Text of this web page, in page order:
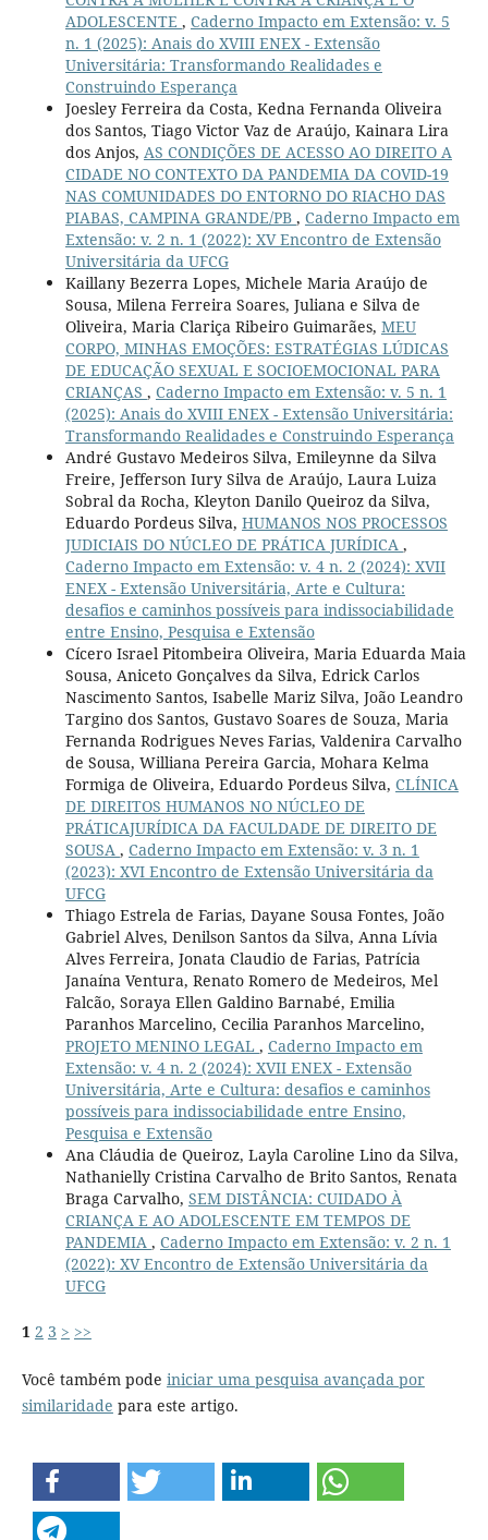
ADOLESCENTE , Caderno Impacto em Extensão: v. 5
n. 1 (2025): Anais do XVIII ENEX - Extensão
Universitária: Transformando Realidades e
Construindo Esperança
Joesley Ferreira da Costa, Kedna Fernanda Oliveira
dos Santos, Tiago Victor Vaz de Araújo, Kainara Lira
dos Anjos, AS CONDIÇÕES DE ACESSO AO DIREITO A
CIDADE NO CONTEXTO DA PANDEMIA DA COVID-19
NAS COMUNIDADES DO ENTORNO DO RIACHO DAS
PIABAS, CAMPINA GRANDE/PB , Caderno Impacto em
Extensão: v. 2 n. 1 (2022): XV Encontro de Extensão
Universitária da UFCG
Kaillany Bezerra Lopes, Michele Maria Araújo de
Sousa, Milena Ferreira Soares, Juliana e Silva de
Oliveira, Maria Clariça Ribeiro Guimarães, MEU
CORPO, MINHAS EMOÇÕES: ESTRATÉGIAS LÚDICAS
DE EDUCAÇÃO SEXUAL E SOCIOEMOCIONAL PARA
CRIANÇAS , Caderno Impacto em Extensão: v. 5 n. 1
(2025): Anais do XVIII ENEX - Extensão Universitária:
Transformando Realidades e Construindo Esperança
André Gustavo Medeiros Silva, Emileynne da Silva
Freire, Jefferson Iury Silva de Araújo, Laura Luiza
Sobral da Rocha, Kleyton Danilo Queiroz da Silva,
Eduardo Pordeus Silva, HUMANOS NOS PROCESSOS
JUDICIAIS DO NÚCLEO DE PRÁTICA JURÍDICA ,
Caderno Impacto em Extensão: v. 4 n. 2 (2024): XVII
ENEX - Extensão Universitária, Arte e Cultura:
desafios e caminhos possíveis para indissociabilidade
entre Ensino, Pesquisa e Extensão
Cícero Israel Pitombeira Oliveira, Maria Eduarda Maia
Sousa, Aniceto Gonçalves da Silva, Edrick Carlos
Nascimento Santos, Isabelle Mariz Silva, João Leandro
Targino dos Santos, Gustavo Soares de Souza, Maria
Fernanda Rodrigues Neves Farias, Valdenira Carvalho
de Sousa, Williana Pereira Garcia, Mohara Kelma
Formiga de Oliveira, Eduardo Pordeus Silva, CLÍNICA
DE DIREITOS HUMANOS NO NÚCLEO DE
PRÁTICAJURÍDICA DA FACULDADE DE DIREITO DE
SOUSA , Caderno Impacto em Extensão: v. 3 n. 1
(2023): XVI Encontro de Extensão Universitária da
UFCG
Thiago Estrela de Farias, Dayane Sousa Fontes, João
Gabriel Alves, Denilson Santos da Silva, Anna Lívia
Alves Ferreira, Jonata Claudio de Farias, Patrícia
Janaína Ventura, Renato Romero de Medeiros, Mel
Falcão, Soraya Ellen Galdino Barnabé, Emilia
Paranhos Marcelino, Cecilia Paranhos Marcelino,
PROJETO MENINO LEGAL , Caderno Impacto em
Extensão: v. 4 n. 2 (2024): XVII ENEX - Extensão
Universitária, Arte e Cultura: desafios e caminhos
possíveis para indissociabilidade entre Ensino,
Pesquisa e Extensão
Ana Cláudia de Queiroz, Layla Caroline Lino da Silva,
Nathanielly Cristina Carvalho de Brito Santos, Renata
Braga Carvalho, SEM DISTÂNCIA: CUIDADO À
CRIANÇA E AO ADOLESCENTE EM TEMPOS DE
PANDEMIA , Caderno Impacto em Extensão: v. 2 n. 1
(2022): XV Encontro de Extensão Universitária da
UFCG
1 2 3 > >>
Você também pode iniciar uma pesquisa avançada por
similaridade para este artigo.